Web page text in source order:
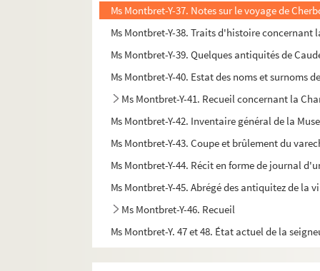
Ms Montbret-Y-37. Notes sur le voyage de
Ms Montbret-Y-38. Traits d'histoire concernant
Ms Montbret-Y-39. Quelques antiquités de
Ms Montbret-Y-40. Estat des noms et surnoms
Ms Montbret-Y-41. Recueil concernant la
Ms Montbret-Y-42. Inventaire général de la
Ms Montbret-Y-43. Coupe et brûlement du
Ms Montbret-Y-44. Récit en forme de journal
Ms Montbret-Y-45. Abrégé des antiquitez de
Ms Montbret-Y-46. Recueil
Ms Montbret-Y. 47 et 48. État actuel de la